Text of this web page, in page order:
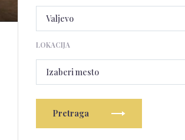
LOKACIJA
Izaberi mesto
Pretraga